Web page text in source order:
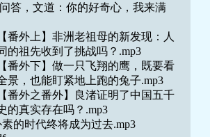
问答，文道：你的好奇心，我来满
番外上】非洲老祖母的新发现：人
的祖先收到了挑战吗？.mp3
番外下】做一只飞翔的鹰，既要看
景，也能盯紧地上跑的兔子.mp3
番外之番外】良渚证明了中国五千
的真实存在吗？.mp3
素的时代终将成为过去.mp3